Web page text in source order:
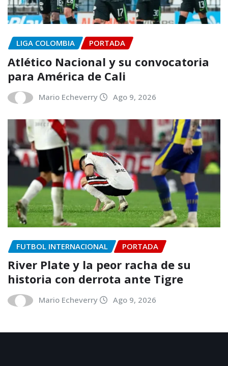
LIGA COLOMBIA PORTADA
Atlético Nacional y su convocatoria
para América de Cali
Mario Echeverry Ago 9, 2026
FUTBOL INTERNACIONAL PORTADA
River Plate y la peor racha de su
historia con derrota ante Tigre
Mario Echeverry Ago 9, 2026